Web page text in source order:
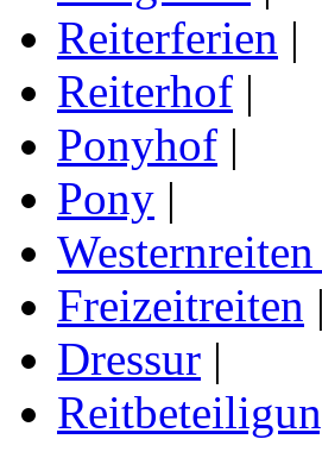
Reiterferien |
Reiterhof |
Ponyhof |
Pony |
Freizeitreiten |
Dressur |